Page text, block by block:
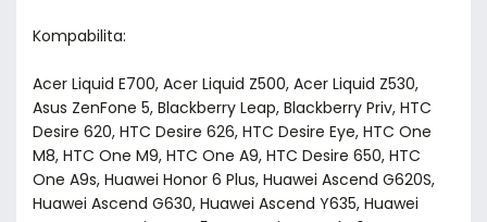
Kompabilita:
Acer Liquid E700, Acer Liquid Z500, Acer Liquid Z530,
Asus ZenFone 5, Blackberry Leap, Blackberry Priv, HTC
Desire 620, HTC Desire 626, HTC Desire Eye, HTC One
M8, HTC One M9, HTC One A9, HTC Desire 650, HTC
One A9s, Huawei Honor 6 Plus, Huawei Ascend G620S,
Huawei Ascend G630, Huawei Ascend Y635, Huawei